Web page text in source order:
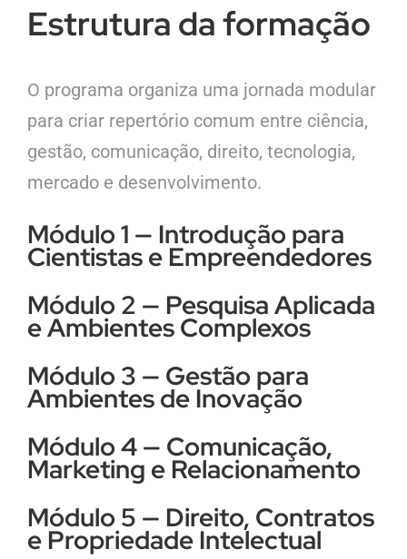
Estrutura da formação
O programa organiza uma jornada modular
para criar repertório comum entre ciência,
gestão, comunicação, direito, tecnologia,
mercado e desenvolvimento.
Módulo 1 — Introdução para
Cientistas e Empreendedores
Módulo 2 — Pesquisa Aplicada
e Ambientes Complexos
Módulo 3 — Gestão para
Ambientes de Inovação
Módulo 4 — Comunicação,
Marketing e Relacionamento
Módulo 5 — Direito, Contratos
e Propriedade Intelectual